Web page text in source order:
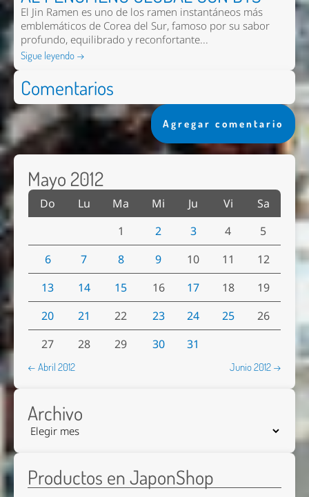
El Jin Ramen es uno de los ramen instantáneos más
emblemáticos de Corea del Sur, famoso por su sabor
profundo, equilibrado y reconfortante...
Sigue leyendo →
Comentarios
Agregar comentario
Mayo 2012
Do Lu Ma Mi Ju Vi
Sa
1
2 3 4
5
6
7 8 9 10 11
12
13
14 15 16 17 18
19
20
21 22 23 24 25
26
27
28 29 30 31
← Abril 2012 Junio 2012 →
Archivo
Productos en JaponShop